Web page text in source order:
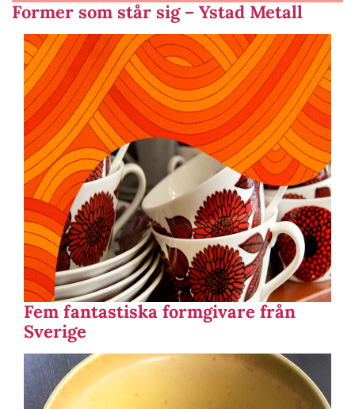
Former som står sig – Ystad Metall
Fem fantastiska formgivare från
Sverige